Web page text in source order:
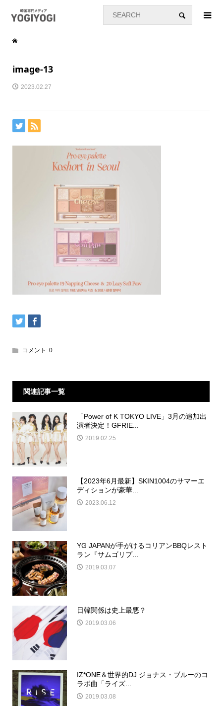
image-13
2023.02.27
コメント: 0
関連記事一覧
「Power of K TOKYO LIVE」3月の追加出
演者決定！GFRIE...
2019.02.25
【2023年6月最新】SKIN1004のサマーエ
ディションが豪華...
2023.06.12
YG JAPANが手がけるコリアンBBQレスト
ラン『サムゴリプ...
2019.03.07
日韓関係は史上最悪？
2019.03.06
IZ*ONE＆世界的DJ ジョナス・ブルーのコ
ラボ曲「ライズ...
2019.03.08